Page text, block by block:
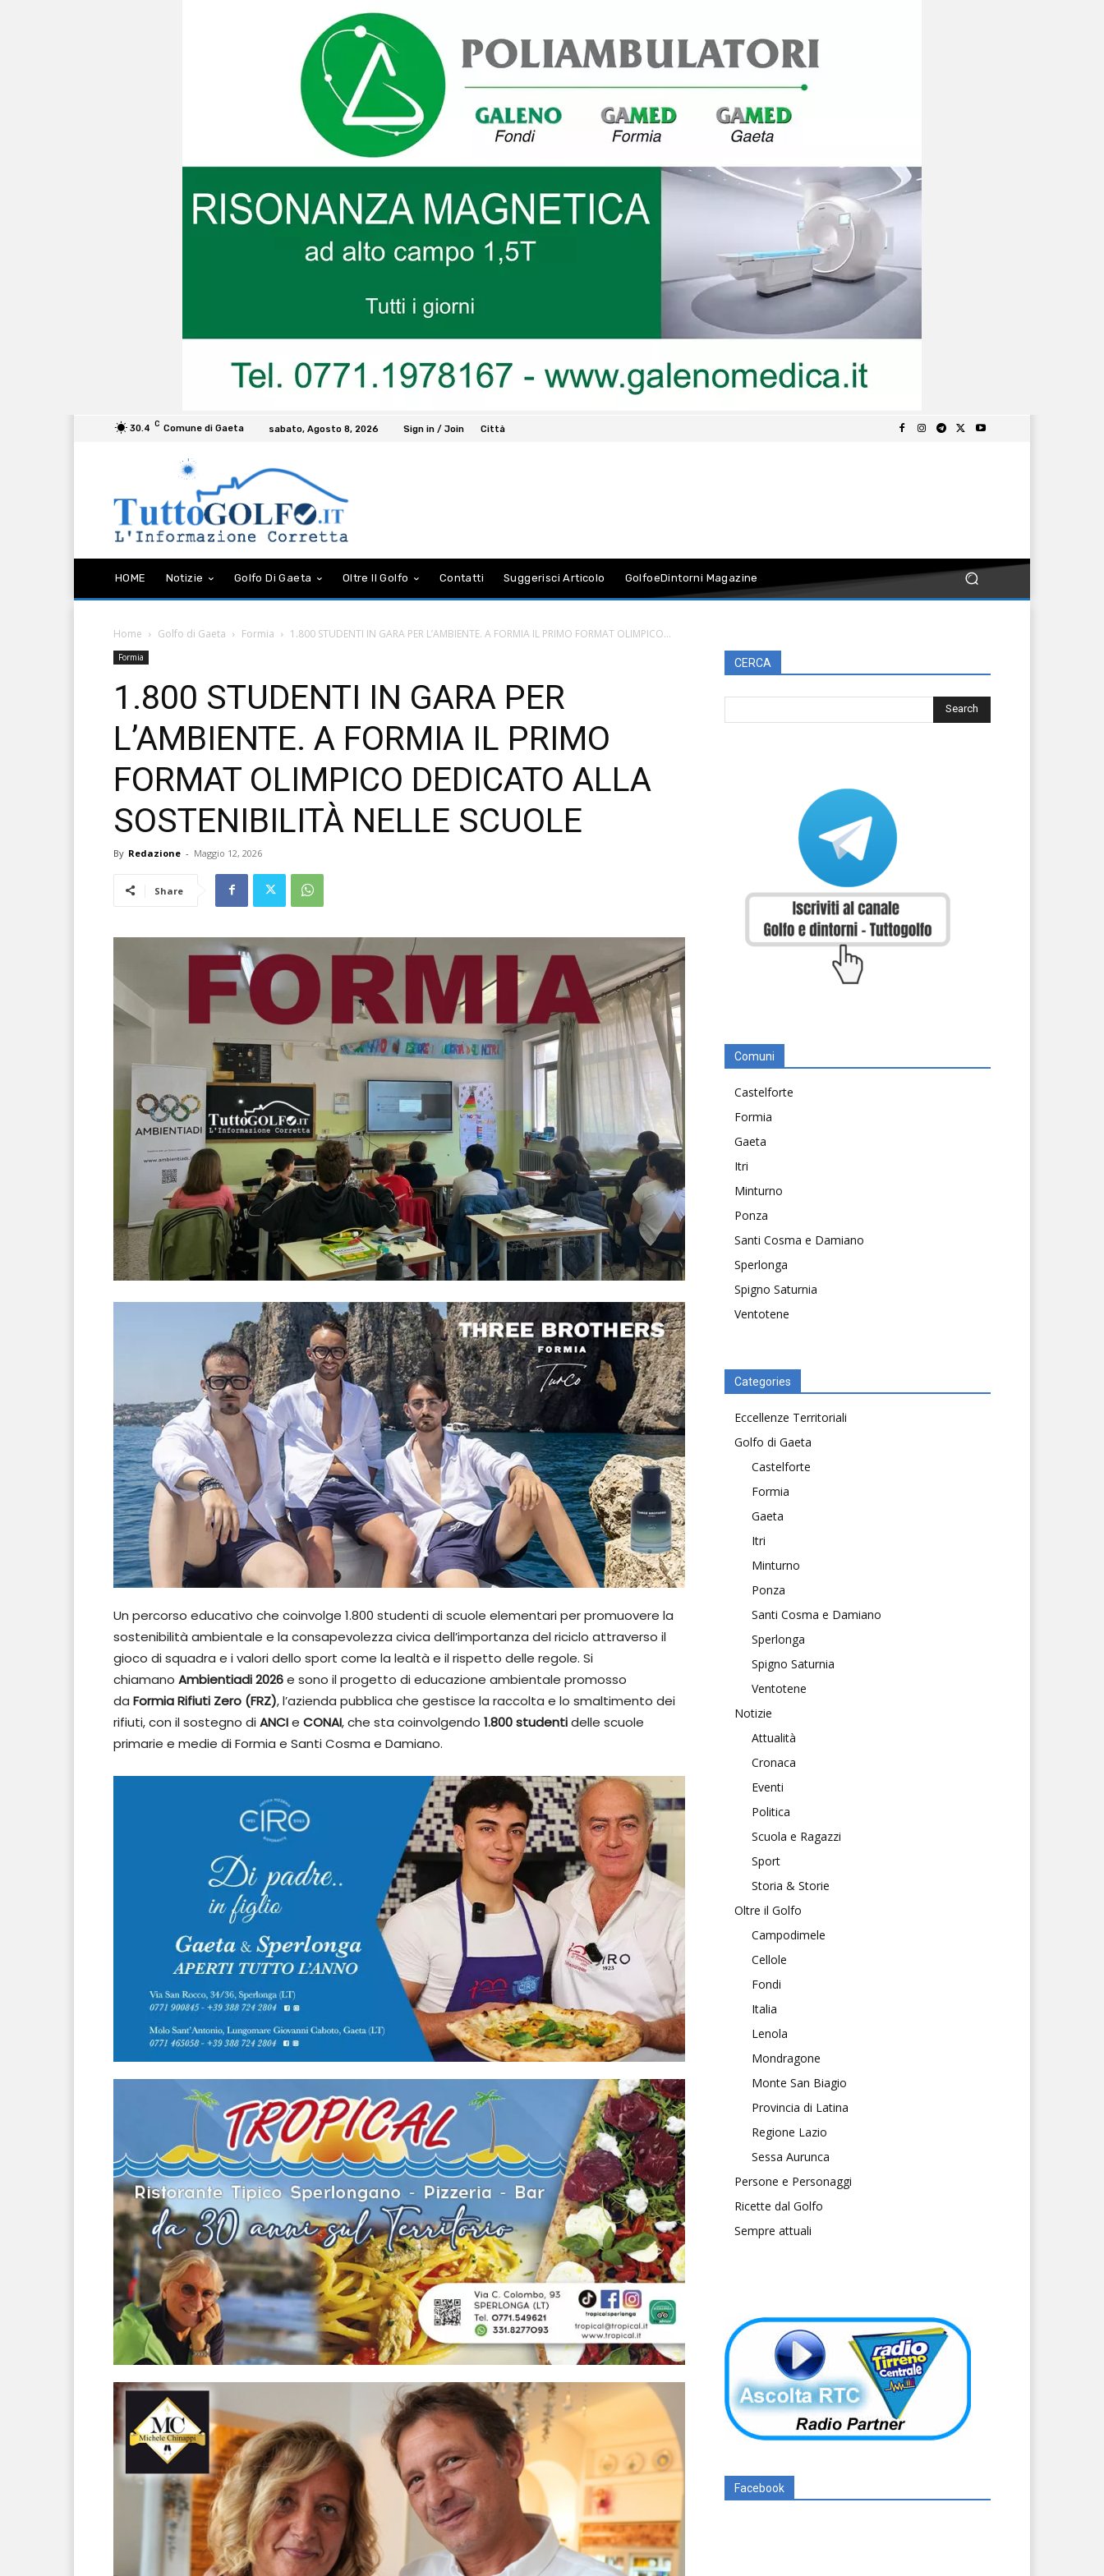
30.4 C Comune di Gaeta sabato, Agosto 8, 2026 Sign in / Join Città
HOME Notizie Golfo Di Gaeta Oltre Il Golfo Contatti Suggerisci Articolo GolfoeDintorni Magazine
Home Golfo di Gaeta Formia 1.800 STUDENTI IN GARA PER L’AMBIENTE. A FORMIA IL PRIMO FORMAT OLIMPICO...
Formia
1.800 STUDENTI IN GARA PER
L’AMBIENTE. A FORMIA IL PRIMO
FORMAT OLIMPICO DEDICATO ALLA
SOSTENIBILITÀ NELLE SCUOLE
By Redazione - Maggio 12, 2026
Share
Un percorso educativo che coinvolge 1.800 studenti di scuole elementari per promuovere la
sostenibilità ambientale e la consapevolezza civica dell’importanza del riciclo attraverso il
gioco di squadra e i valori dello sport come la lealtà e il rispetto delle regole. Si
chiamano Ambientiadi 2026e sono il progetto di educazione ambientale promosso
da Formia Rifiuti Zero (FRZ), l’azienda pubblica che gestisce la raccolta e lo smaltimento dei
rifiuti, con il sostegno diANCIe CONAI, che sta coinvolgendo 1.800 studentidelle scuole
primarie e medie di Formia e Santi Cosma e Damiano.
CERCA
Comuni
Castelforte
Formia
Gaeta
Itri
Minturno
Ponza
Santi Cosma e Damiano
Sperlonga
Spigno Saturnia
Ventotene
Categories
Eccellenze Territoriali
Golfo di Gaeta
Castelforte
Formia
Gaeta
Itri
Minturno
Ponza
Santi Cosma e Damiano
Sperlonga
Spigno Saturnia
Ventotene
Notizie
Attualità
Cronaca
Eventi
Politica
Scuola e Ragazzi
Sport
Storia & Storie
Oltre il Golfo
Campodimele
Cellole
Fondi
Italia
Lenola
Mondragone
Monte San Biagio
Provincia di Latina
Regione Lazio
Sessa Aurunca
Persone e Personaggi
Ricette dal Golfo
Sempre attuali
Facebook